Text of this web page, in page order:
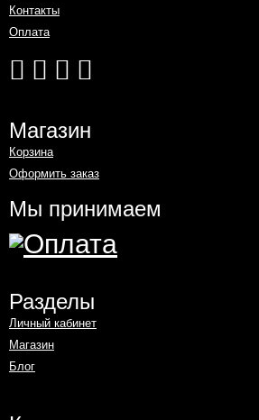
Контакты
Оплата
Магазин
Корзина
Оформить заказ
Мы принимаем
Разделы
Личный кабинет
Магазин
Блог